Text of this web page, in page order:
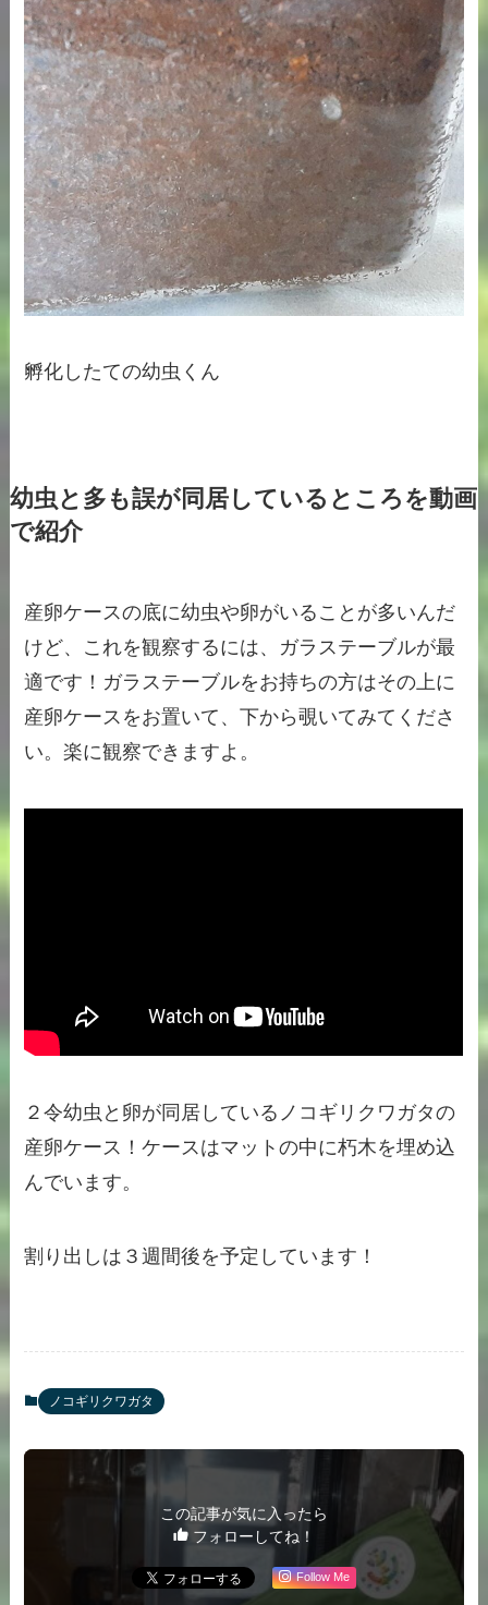
孵化したての幼虫くん
幼虫と多も誤が同居しているところを動画
で紹介
産卵ケースの底に幼虫や卵がいることが多いんだ
けど、これを観察するには、ガラステーブルが最
適です！ガラステーブルをお持ちの方はその上に
産卵ケースをお置いて、下から覗いてみてくださ
い。楽に観察できますよ。
２令幼虫と卵が同居しているノコギリクワガタの
産卵ケース！ケースはマットの中に朽木を埋め込
んでいます。
割り出しは３週間後を予定しています！
ノコギリクワガタ
この記事が気に入ったら
フォローしてね！
Follow Me